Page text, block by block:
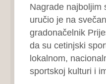
Nagrade najboljim
uručio je na
gradonačelnik
da su cetinjski
lokalnom,
sportskoj kulturi i